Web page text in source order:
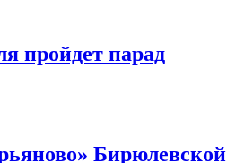
пройдет парад
Бирюлевской